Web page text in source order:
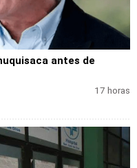
antes de
17 horas